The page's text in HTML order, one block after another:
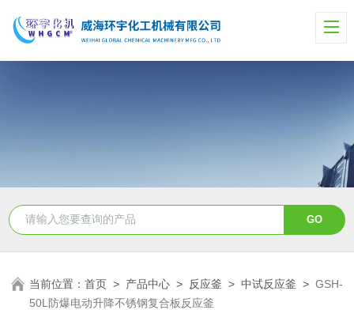
当前位置：首页 > 产品中心 > 反应釜 >中试反应釜 >GSH-
50L防爆电动升降不锈钢复合板反应釜